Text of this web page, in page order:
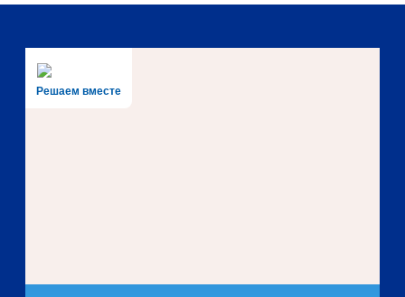
Решаем вместе